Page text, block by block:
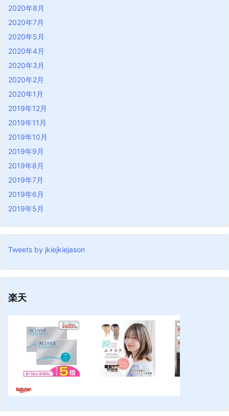
2020年8月
2020年7月
2020年5月
2020年4月
2020年3月
2020年2月
2020年1月
2019年12月
2019年11月
2019年10月
2019年9月
2019年8月
2019年7月
2019年6月
2019年5月
Tweets by jkiejkiejason
楽天